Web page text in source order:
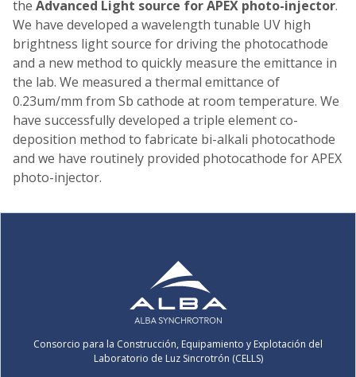
the Advanced Light source for APEX photo-injector.
We have developed a wavelength tunable UV high
brightness light source for driving the photocathode
and a new method to quickly measure the emittance in
the lab. We measured a thermal emittance of
0.23um/mm from Sb cathode at room temperature. We
have successfully developed a triple element co-
deposition method to fabricate bi-alkali photocathode
and we have routinely provided photocathode for APEX
photo-injector.
Consorcio para la Construcción, Equipamiento y Explotación del
Laboratorio de Luz Sincrotrón (CELLS)